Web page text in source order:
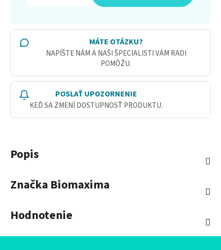
MÁTE OTÁZKU?
NAPÍŠTE NÁM A NAŠI ŠPECIALISTI VÁM RADI
POMÔŽU.
POSLAŤ UPOZORNENIE
KEĎ SA ZMENÍ DOSTUPNOSŤ PRODUKTU.
Popis
Značka Biomaxima
Hodnotenie